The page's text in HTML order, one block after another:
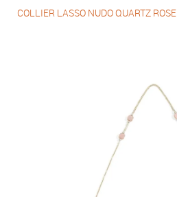
COLLIER LASSO NUDO QUARTZ ROSE